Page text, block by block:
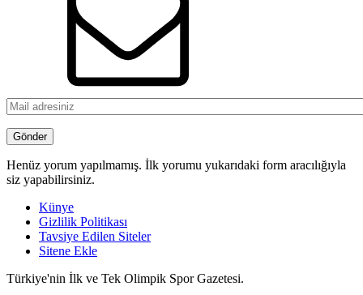
Henüz yorum yapılmamış. İlk yorumu yukarıdaki form aracılığıyla
siz yapabilirsiniz.
Künye
Gizlilik Politikası
Tavsiye Edilen Siteler
Sitene Ekle
Türkiye'nin İlk ve Tek Olimpik Spor Gazetesi.